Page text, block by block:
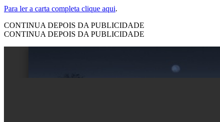
Para ler a carta completa clique aqui.
CONTINUA DEPOIS DA PUBLICIDADE
CONTINUA DEPOIS DA PUBLICIDADE